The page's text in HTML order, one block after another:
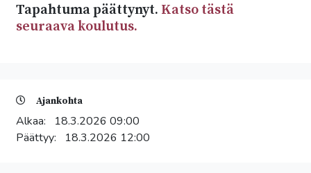
Tapahtuma päättynyt. Katso tästä
seuraava koulutus.
Ajankohta
Alkaa: 18.3.2026 09:00
Päättyy: 18.3.2026 12:00